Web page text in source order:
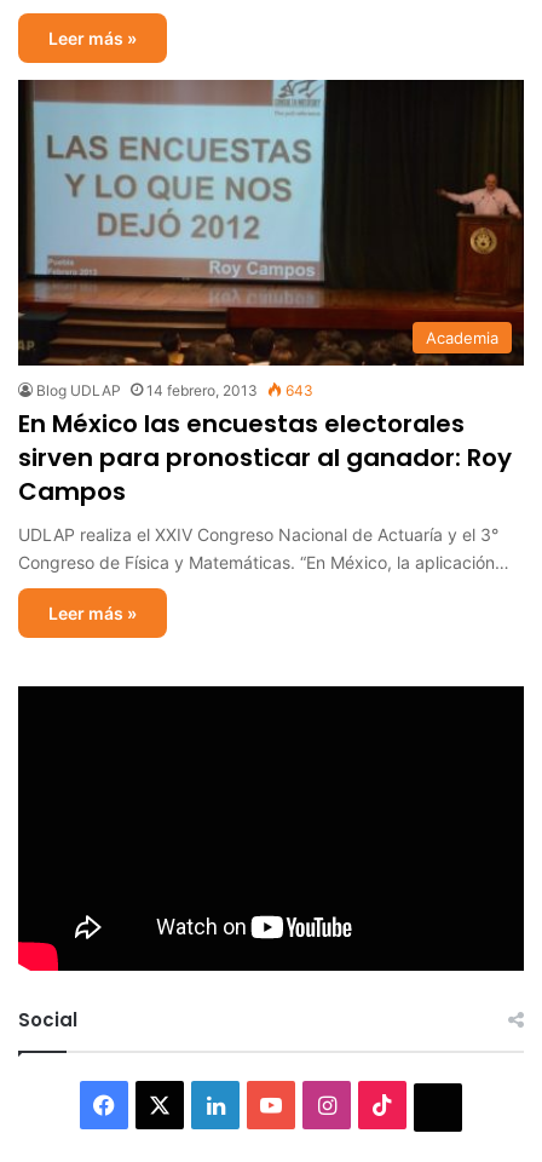
Leer más »
Academia
Blog UDLAP 14 febrero, 2013 643
En México las encuestas electorales
sirven para pronosticar al ganador: Roy
Campos
UDLAP realiza el XXIV Congreso Nacional de Actuaría y el 3°
Congreso de Física y Matemáticas. “En México, la aplicación…
Leer más »
Social
Facebook LinkedInYouTubeInstagram